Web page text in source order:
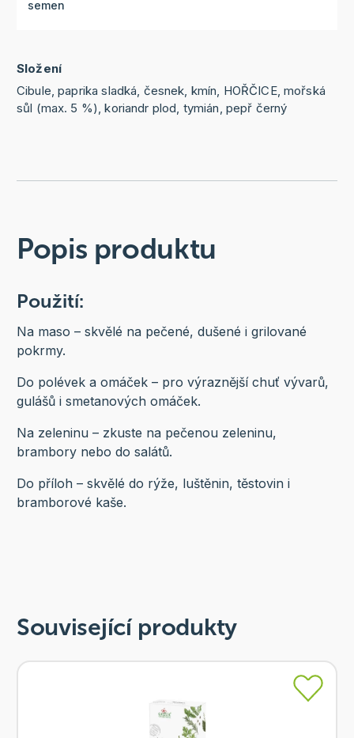
semen
Složení
Cibule, paprika sladká, česnek, kmín, HOŘČICE, mořská
sůl (max. 5 %), koriandr plod, tymián, pepř černý
Popis produktu
Použití:
Na maso – skvělé na pečené, dušené i grilované
pokrmy.
Do polévek a omáček – pro výraznější chuť vývarů,
gulášů i smetanových omáček.
Na zeleninu – zkuste na pečenou zeleninu,
brambory nebo do salátů.
Do příloh – skvělé do rýže, luštěnin, těstovin i
bramborové kaše.
Související produkty